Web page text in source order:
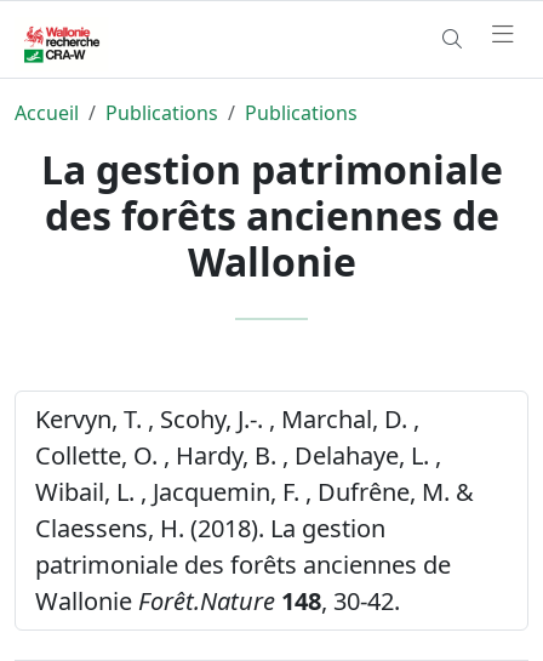
Accueil Publications Publications
La gestion patrimoniale
des forêts anciennes de
Wallonie
Kervyn, T. , Scohy, J.-. , Marchal, D. ,
Collette, O. , Hardy, B. , Delahaye, L. ,
Wibail, L. , Jacquemin, F. , Dufrêne, M. &
Claessens, H. (2018). La gestion
patrimoniale des forêts anciennes de
Wallonie Forêt.Nature 148, 30-42.